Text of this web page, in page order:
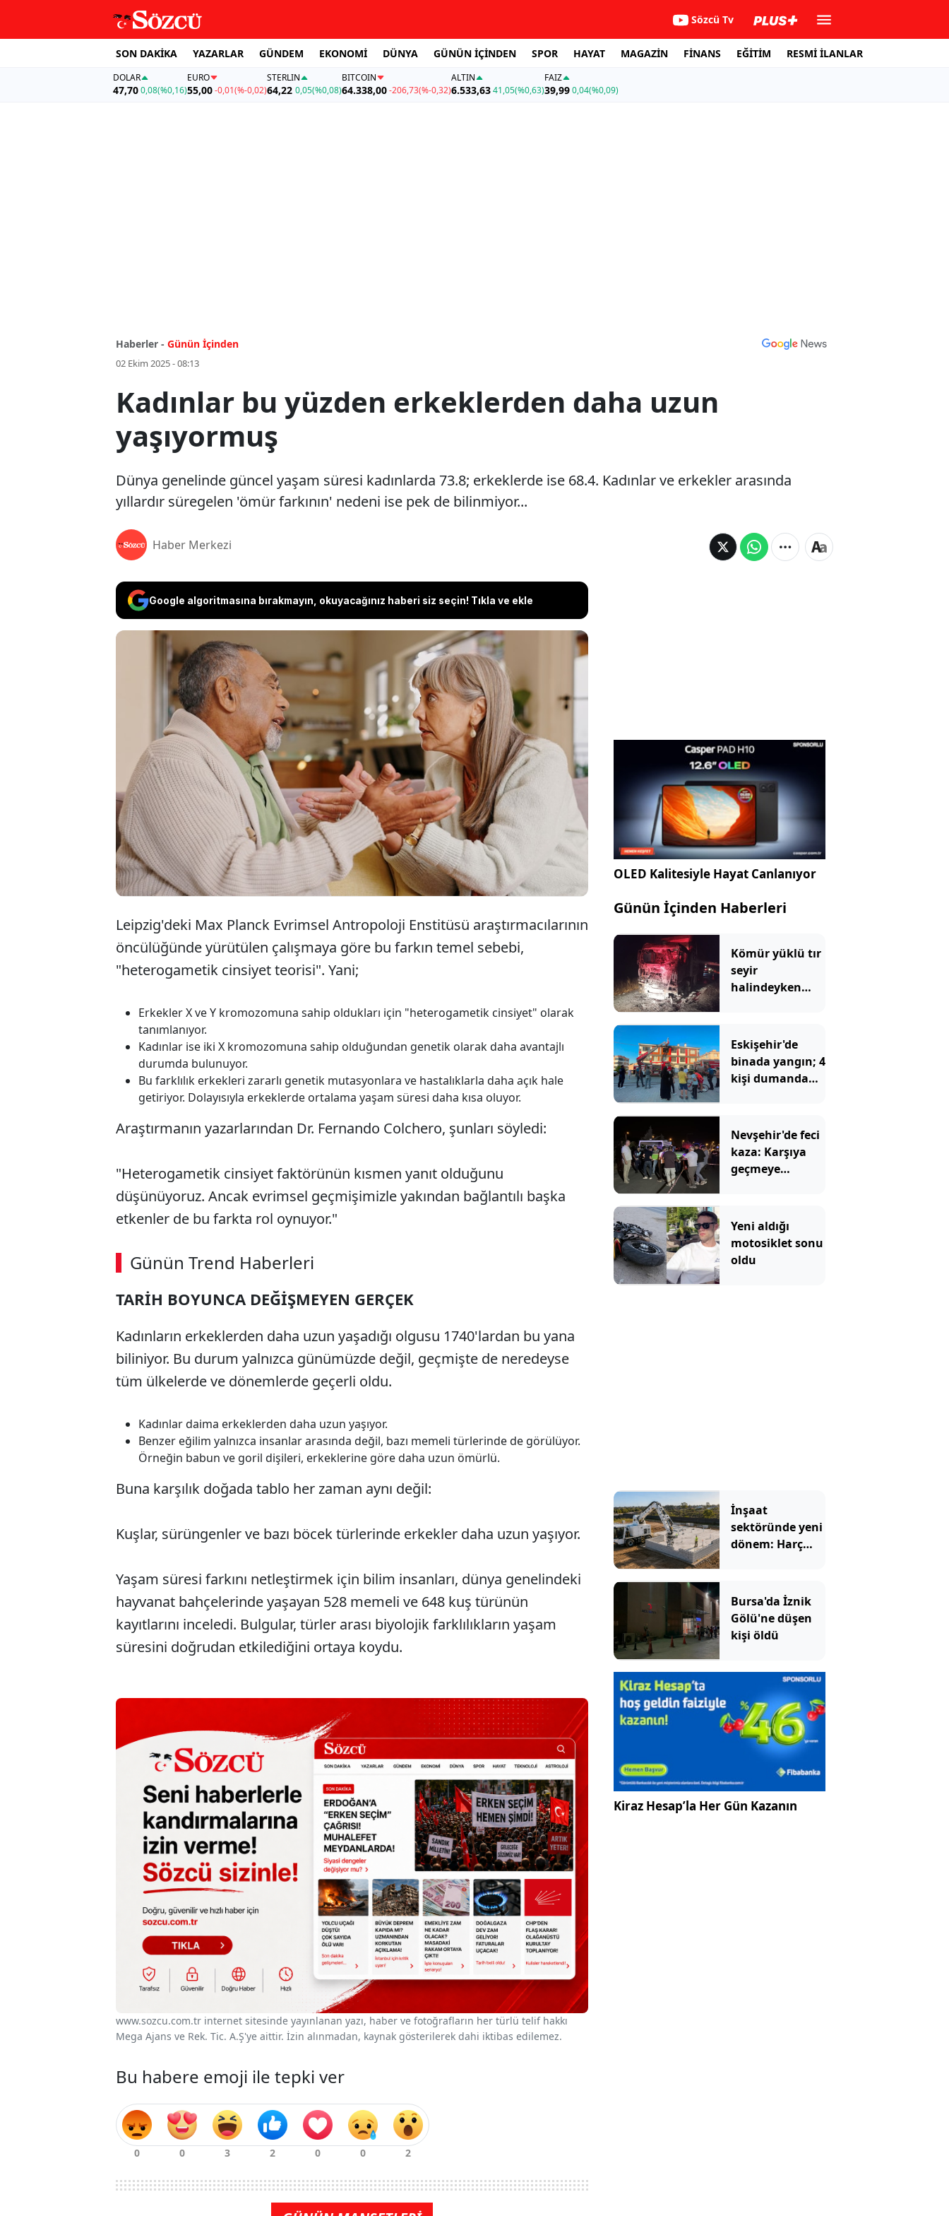
Sözcü Tv
SON DAKİKA YAZARLAR GÜNDEM EKONOMİ DÜNYA GÜNÜN İÇİNDEN SPOR HAYAT MAGAZİN FİNANS EĞİTİM RESMİ İLANLAR
DOLAR
47,700,08(%0,16)
EURO
55,00 -0,01(%-0,02)
STERLIN
64,22 0,05(%0,08)
BITCOIN
64.338,00-206,73(%-0,32)
ALTIN
6.533,6341,05(%0,63)
FAİZ
39,990,04(%0,09)
Haberler - Günün İçinden
02 Ekim 2025 - 08:13
Kadınlar bu yüzden erkeklerden daha uzun
yaşıyormuş
Dünya genelinde güncel yaşam süresi kadınlarda 73.8; erkeklerde ise 68.4. Kadınlar ve erkekler arasında
yıllardır süregelen 'ömür farkının' nedeni ise pek de bilinmiyor...
Haber Merkezi
Google algoritmasına bırakmayın, okuyacağınız haberi siz seçin! Tıkla ve ekle
Dünya genelinde güncel yaşam süresi kadınlarda 73.8;
erkeklerde ise 68.4. Kadınlar ve erkekler arasında yıllardır
süregelen 'ömür farkının' nedeni ise pek de bilinmiyor...
Leipzig'deki Max Planck Evrimsel Antropoloji Enstitüsü araştırmacılarının
öncülüğünde yürütülen çalışmaya göre bu farkın temel sebebi,
"heterogametik cinsiyet teorisi". Yani;
Erkekler X ve Y kromozomuna sahip oldukları için "heterogametik cinsiyet" olarak
tanımlanıyor.
Kadınlar ise iki X kromozomuna sahip olduğundan genetik olarak daha avantajlı
durumda bulunuyor.
Bu farklılık erkekleri zararlı genetik mutasyonlara ve hastalıklarla daha açık hale
getiriyor. Dolayısıyla erkeklerde ortalama yaşam süresi daha kısa oluyor.
Araştırmanın yazarlarından Dr. Fernando Colchero, şunları söyledi:
"Heterogametik cinsiyet faktörünün kısmen yanıt olduğunu
düşünüyoruz. Ancak evrimsel geçmişimizle yakından bağlantılı başka
etkenler de bu farkta rol oynuyor."
Günün Trend Haberleri
00:02 / 09:08
TARİH BOYUNCA DEĞİŞMEYEN GERÇEK
Kadınların erkeklerden daha uzun yaşadığı olgusu 1740'lardan bu yana
biliniyor. Bu durum yalnızca günümüzde değil, geçmişte de neredeyse
tüm ülkelerde ve dönemlerde geçerli oldu.
Kadınlar daima erkeklerden daha uzun yaşıyor.
Benzer eğilim yalnızca insanlar arasında değil, bazı memeli türlerinde de görülüyor.
Örneğin babun ve goril dişileri, erkeklerine göre daha uzun ömürlü.
Buna karşılık doğada tablo her zaman aynı değil:
Kuşlar, sürüngenler ve bazı böcek türlerinde erkekler daha uzun yaşıyor.
Yaşam süresi farkını netleştirmek için bilim insanları, dünya genelindeki
hayvanat bahçelerinde yaşayan 528 memeli ve 648 kuş türünün
kayıtlarını inceledi. Bulgular, türler arası biyolojik farklılıkların yaşam
süresini doğrudan etkilediğini ortaya koydu.
www.sozcu.com.tr internet sitesinde yayınlanan yazı, haber ve fotoğrafların her türlü telif hakkı
Mega Ajans ve Rek. Tic. A.Ş'ye aittir. İzin alınmadan, kaynak gösterilerek dahi iktibas edilemez.
Bu habere emoji ile tepki ver
OLED Kalitesiyle Hayat Canlanıyor
Günün İçinden Haberleri
Kömür yüklü tır
seyir
halindeyken
Eskişehir'de
binada yangın; 4
kişi dumandan
Nevşehir'de feci
kaza: Karşıya
geçmeye
Yeni aldığı
motosiklet sonu
oldu
İnşaat
sektöründe yeni
dönem: Harç
diziyor
Bursa'da İznik
Gölü'ne düşen
kişi öldü
Kiraz Hesap’la Her Gün Kazanın